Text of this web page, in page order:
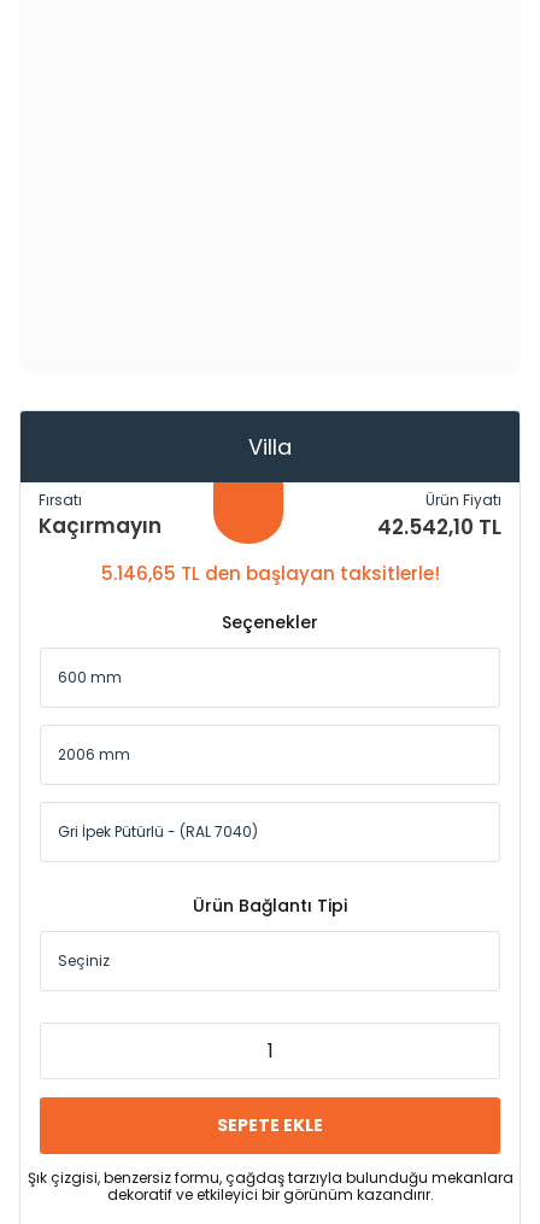
Villa
Fırsatı
Kaçırmayın
Ürün Fiyatı
42.542,10 TL
5.146,65 TL den başlayan taksitlerle!
Seçenekler
Ürün Bağlantı Tipi
SEPETE EKLE
Şık çizgisi, benzersiz formu, çağdaş tarzıyla bulunduğu mekanlara
dekoratif ve etkileyici bir görünüm kazandırır.